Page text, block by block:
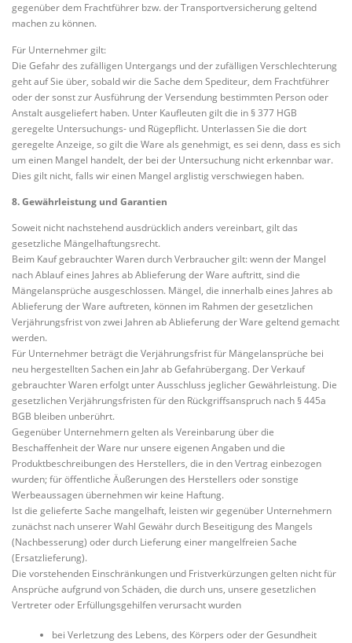
gegenüber dem Frachtführer bzw. der Transportversicherung geltend
machen zu können.
Für Unternehmer gilt:
Die Gefahr des zufälligen Untergangs und der zufälligen Verschlechterung
geht auf Sie über, sobald wir die Sache dem Spediteur, dem Frachtführer
oder der sonst zur Ausführung der Versendung bestimmten Person oder
Anstalt ausgeliefert haben. Unter Kaufleuten gilt die in § 377 HGB
geregelte Untersuchungs- und Rügepflicht. Unterlassen Sie die dort
geregelte Anzeige, so gilt die Ware als genehmigt, es sei denn, dass es sich
um einen Mangel handelt, der bei der Untersuchung nicht erkennbar war.
Dies gilt nicht, falls wir einen Mangel arglistig verschwiegen haben.
8. Gewährleistung und Garantien
Soweit nicht nachstehend ausdrücklich anders vereinbart, gilt das
gesetzliche Mängelhaftungsrecht.
Beim Kauf gebrauchter Waren durch Verbraucher gilt: wenn der Mangel
nach Ablauf eines Jahres ab Ablieferung der Ware auftritt, sind die
Mängelansprüche ausgeschlossen. Mängel, die innerhalb eines Jahres ab
Ablieferung der Ware auftreten, können im Rahmen der gesetzlichen
Verjährungsfrist von zwei Jahren ab Ablieferung der Ware geltend gemacht
werden.
Für Unternehmer beträgt die Verjährungsfrist für Mängelansprüche bei
neu hergestellten Sachen ein Jahr ab Gefahrübergang. Der Verkauf
gebrauchter Waren erfolgt unter Ausschluss jeglicher Gewährleistung. Die
gesetzlichen Verjährungsfristen für den Rückgriffsanspruch nach § 445a
BGB bleiben unberührt.
Gegenüber Unternehmern gelten als Vereinbarung über die
Beschaffenheit der Ware nur unsere eigenen Angaben und die
Produktbeschreibungen des Herstellers, die in den Vertrag einbezogen
wurden; für öffentliche Äußerungen des Herstellers oder sonstige
Werbeaussagen übernehmen wir keine Haftung.
Ist die gelieferte Sache mangelhaft, leisten wir gegenüber Unternehmern
zunächst nach unserer Wahl Gewähr durch Beseitigung des Mangels
(Nachbesserung) oder durch Lieferung einer mangelfreien Sache
(Ersatzlieferung).
Die vorstehenden Einschränkungen und Fristverkürzungen gelten nicht für
Ansprüche aufgrund von Schäden, die durch uns, unsere gesetzlichen
Vertreter oder Erfüllungsgehilfen verursacht wurden
bei Verletzung des Lebens, des Körpers oder der Gesundheit